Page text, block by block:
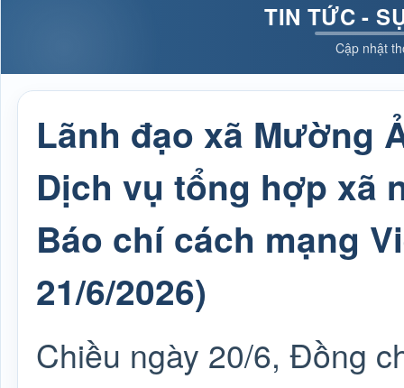
TIN TỨC -
Cập nhật
Lãnh đạo xã Mường
Dịch vụ tổng hợp xã
Báo chí cách mạng
21/6/2026)
Chiều ngày 20/6, Đồng